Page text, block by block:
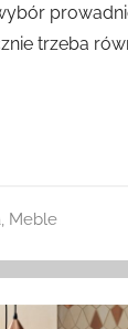
trzeba
Meble